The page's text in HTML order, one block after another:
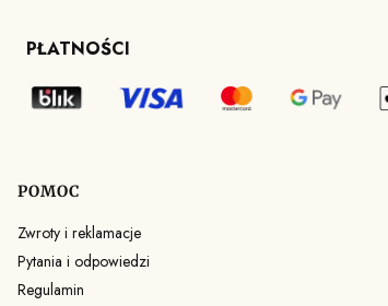
PŁATNOŚCI
Linki w stopce
POMOC
Zwroty i reklamacje
Pytania i odpowiedzi
Regulamin